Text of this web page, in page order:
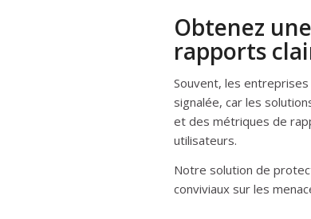
Obtenez
rapports
Souvent, les
signalée, car les
et des métriques de
utilisateurs.
Notre solution de
conviviaux sur les